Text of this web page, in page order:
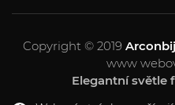
Copyright © 2019
www
Elegantní světle